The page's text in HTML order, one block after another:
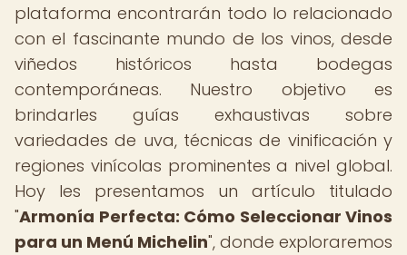
plataforma encontrarán todo lo relacionado
con el fascinante mundo de los vinos, desde
viñedos históricos hasta bodegas
contemporáneas. Nuestro objetivo es
brindarles guías exhaustivas sobre
variedades de uva, técnicas de vinificación y
regiones vinícolas prominentes a nivel global.
Hoy les presentamos un artículo titulado
"Armonía Perfecta: Cómo Seleccionar Vinos
para un Menú Michelin", donde exploraremos